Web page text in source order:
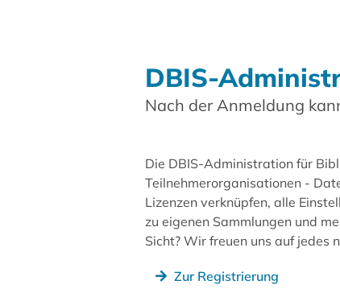
DBIS-
Nach der Anmeldung
Die DBIS-Administration für
Teilnehmerorganisationen -
Lizenzen verknüpfen, alle
zu eigenen Sammlungen und
Sicht? Wir freuen uns auf jedes
Zur Registrierung